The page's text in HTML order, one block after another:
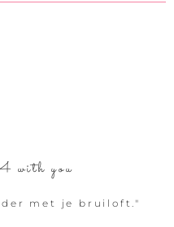
with you
met je bruiloft."